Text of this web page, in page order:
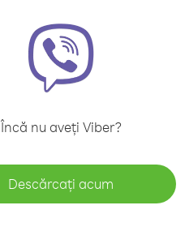
Încă nu aveți Viber?
Descărcați acum